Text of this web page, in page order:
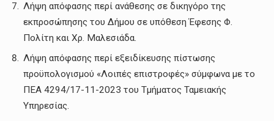
Λήψη απόφασης περί ανάθεσης σε δικηγόρο της
εκπροσώπησης του Δήμου σε υπόθεση Έφεσης Φ.
Πολίτη και Χρ. Μαλεσιάδα.
Λήψη απόφασης περί εξειδίκευσης πίστωσης
προϋπολογισμού «Λοιπές επιστροφές» σύμφωνα με το
ΠΕΑ 4294/17-11-2023 του Τμήματος Ταμειακής
Υπηρεσίας.